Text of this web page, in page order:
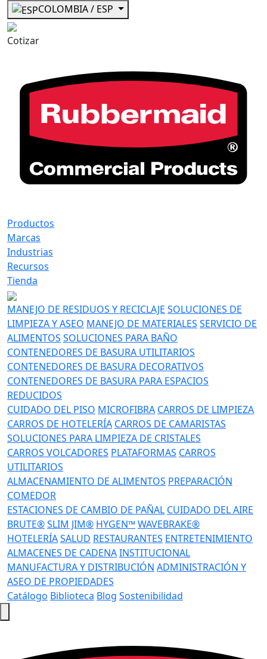
COLOMBIA / ESP
Cotizar
Productos
Marcas
Industrias
Recursos
Tienda
MANEJO DE RESIDUOS Y RECICLAJE SOLUCIONES DE
LIMPIEZA Y ASEO MANEJO DE MATERIALES SERVICIO DE
ALIMENTOS SOLUCIONES PARA BAÑO
CONTENEDORES DE BASURA UTILITARIOS
CONTENEDORES DE BASURA DECORATIVOS
CONTENEDORES DE BASURA PARA ESPACIOS
REDUCIDOS
CUIDADO DEL PISO MICROFIBRA CARROS DE LIMPIEZA
CARROS DE HOTELERÍA CARROS DE CAMARISTAS
SOLUCIONES PARA LIMPIEZA DE CRISTALES
CARROS VOLCADORES PLATAFORMAS CARROS
UTILITARIOS
ALMACENAMIENTO DE ALIMENTOS PREPARACIÓN
COMEDOR
ESTACIONES DE CAMBIO DE PAÑAL CUIDADO DEL AIRE
BRUTE®SLIM JIM® HYGEN™WAVEBRAKE®
HOTELERÍASALUD RESTAURANTES ENTRETENIMIENTO
ALMACENES DE CADENAINSTITUCIONAL
MANUFACTURA Y DISTRIBUCIÓN ADMINISTRACIÓN Y
ASEO DE PROPIEDADES
Catálogo Biblioteca Blog Sostenibilidad